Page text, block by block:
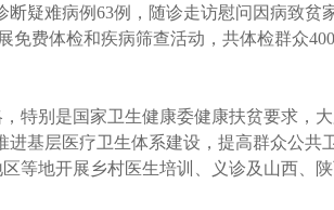
疑难病例63例，随诊走访慰问因病致贫
免费体检和疾病筛查活动，共体检群众
特别是国家卫生健康委健康扶贫要求，
基层医疗卫生体系建设，提高群众公共
等地开展乡村医生培训、义诊及山西、